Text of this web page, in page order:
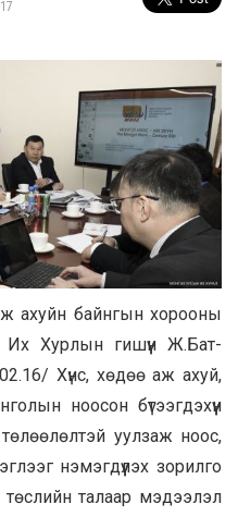
ахуйн байнгын хорооны
Хурлын гишүүн Ж.Бат-
Хүнс, хөдөө аж ахуй,
ноосон бүтээгдэхүүн
уулзаж ноос,
нэмэгдүүлэх зорилго
төслийн талаар мэдээлэл